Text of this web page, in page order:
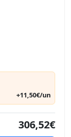
+11,50€/un
306,52€